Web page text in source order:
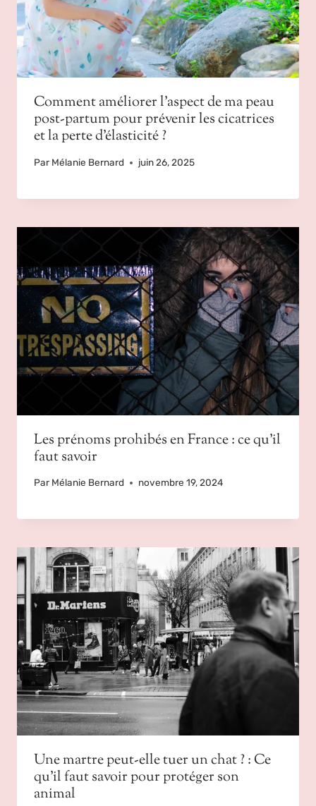
Comment améliorer l’aspect de ma peau
post-partum pour prévenir les cicatrices
et la perte d’élasticité ?
Par Mélanie Bernard juin 26, 2025
Les prénoms prohibés en France : ce qu’il
faut savoir
Par Mélanie Bernard novembre 19, 2024
Une martre peut-elle tuer un chat ? : Ce
qu’il faut savoir pour protéger son
animal